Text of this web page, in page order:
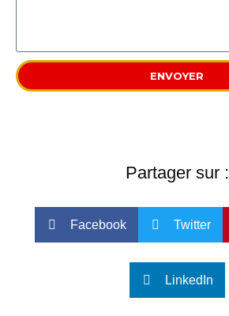
ENVOYER
Partager sur :
Facebook Twitter
LinkedIn